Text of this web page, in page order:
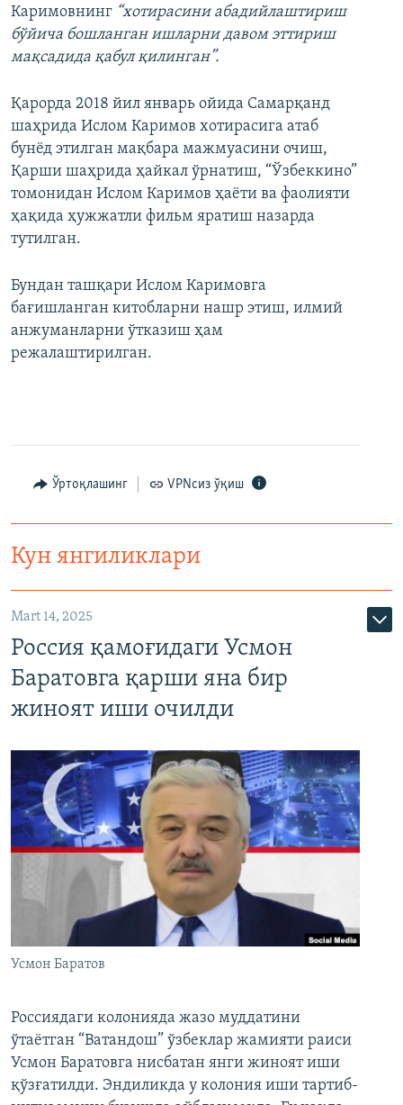
Каримовнинг “хотирасини абадийлаштириш
бўйича бошланган ишларни давом эттириш
мақсадида қабул қилинган”.
Қарорда 2018 йил январь ойида Самарқанд
шаҳрида Ислом Каримов хотирасига атаб
бунёд этилган мақбара мажмуасини очиш,
Қарши шаҳрида ҳайкал ўрнатиш, “Ўзбеккино”
томонидан Ислом Каримов ҳаёти ва фаолияти
ҳақида ҳужжатли фильм яратиш назарда
тутилган.
Бундан ташқари Ислом Каримовга
бағишланган китобларни нашр этиш, илмий
анжуманларни ўтказиш ҳам
режалаштирилган.
Ўртоқлашинг VPNсиз ўқиш
Кун янгиликлари
Mart 14, 2025
Россия қамоғидаги Усмон
Баратовга қарши яна бир
жиноят иши очилди
Усмон Баратов
Россиядаги колонияда жазо муддатини
ўтаётган “Ватандош” ўзбеклар жамияти раиси
Усмон Баратовга нисбатан янги жиноят иши
қўзғатилди. Эндиликда у колония иши тартиб-